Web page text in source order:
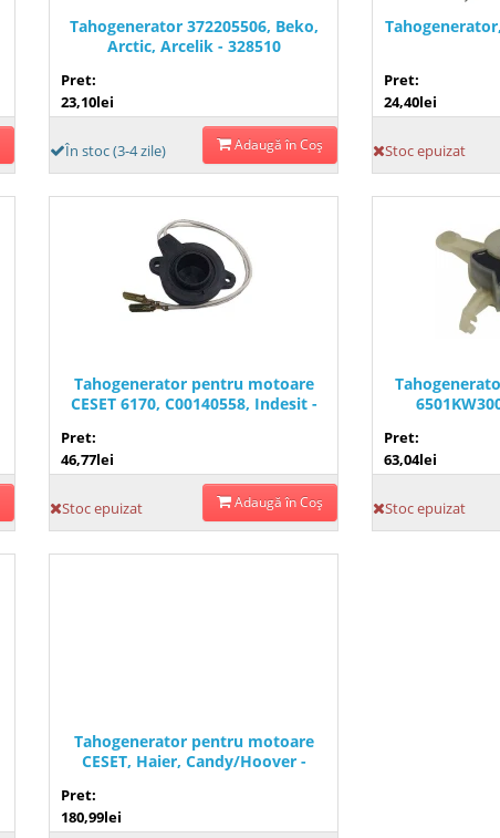
Tahogenerator 372205506, Beko,
Arctic, Arcelik - 328510
Pret:
23,10lei
În stoc (3-4 zile) Adaugă în Coş
Pret:
24,40lei
Stoc epuizat
Tahogenerator pentru motoare
CESET 6170, C00140558, Indesit -
Pret:
46,77lei
Stoc epuizat Adaugă în Coş
Pret:
63,04lei
Stoc epuizat
Tahogenerator pentru motoare
CESET, Haier, Candy/Hoover -
Pret:
180,99lei